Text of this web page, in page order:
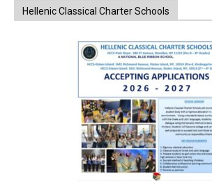
Hellenic Classical Charter Schools